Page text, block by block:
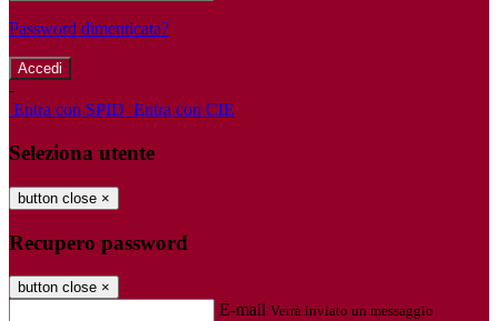
Password dimenticata?
-
Entra con SPID Entra con CIE
Seleziona utente
button close ×
Recupero password
button close ×
E-mail Verrà inviato un messaggio